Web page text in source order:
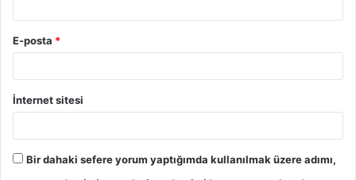
E-posta *
İnternet sitesi
Bir dahaki sefere yorum yaptığımda kullanılmak üzere adımı,